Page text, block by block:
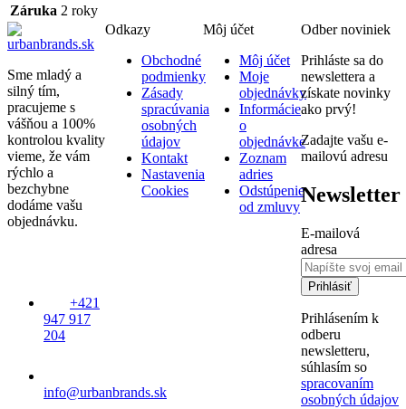
Záruka 2 roky
Sme mladý a
silný tím,
pracujeme s
vášňou a 100%
kontrolou kvality
vieme, že vám
rýchlo a
bezchybne
dodáme vašu
objednávku.
+421
947 917
204
info@urbanbrands.sk
Odkazy
Obchodné
podmienky
Zásady
spracúvania
osobných
údajov
Kontakt
Nastavenia
Cookies
Môj účet
Môj účet
Moje
objednávky
Informácie
o
objednávke
Zoznam
adries
Odstúpenie
od zmluvy
Odber noviniek
Prihláste sa do
newslettera a
získate novinky
ako prvý!
Zadajte vašu e-
mailovú adresu
Newsletter
E-mailová
adresa
Prihlásiť
Prihlásením k
odberu
newsletteru,
súhlasím so
spracovaním
osobných údajov